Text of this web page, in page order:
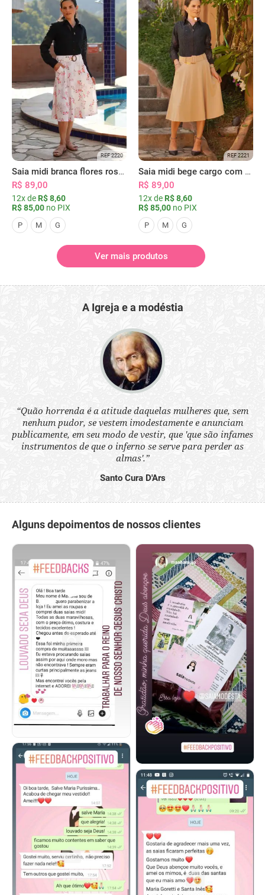
REF 2220
Saia midi branca flores rosas com bolsos
R$ 89,00
12x de R$ 8,60
R$ 85,00 no PIX
P M G
REF 2221
Saia midi bege cargo com bolsos
R$ 89,00
12x de R$ 8,60
R$ 85,00 no PIX
P M G
Ver mais produtos
A Igreja e a modéstia
“Quão horrenda é a atitude daquelas mulheres que, sem
nenhum pudor, se vestem imodestamente e anunciam
publicamente, em seu modo de vestir, que 'que são infames
instrumentos de que o inferno se serve para perder as
almas'.”
Santo Cura D'Ars
Alguns depoimentos de nossos clientes